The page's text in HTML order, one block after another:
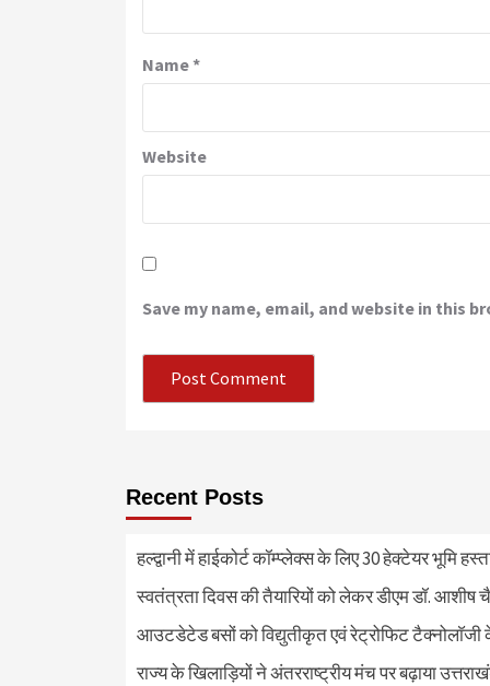
Name*
Website
Save my name, email, and website in this
Recent Posts
हल्द्वानी में हाईकोर्ट कॉम्प्लेक्स के लिए 30 हेक्टेयर भूमि
स्वतंत्रता दिवस की तैयारियों को लेकर डीएम डॉ. आशीष
आउटडेटेड बसों को विद्युतीकृत एवं रेट्रोफिट टैक्नोलाॅजी
राज्य के खिलाड़ियों ने अंतरराष्ट्रीय मंच पर बढ़ाया